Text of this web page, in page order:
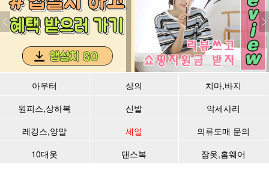
아우터 상의
치마,바지
원피스,상하복
신발
악세사리
레깅스,양말
세일
의류도매 문의
10대옷
댄스복 잠옷,홈웨어